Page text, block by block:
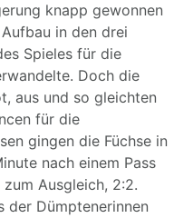
knapp gewonnen
in den drei
Spieles für die
Doch die
aus und so gleichten
für die
gingen die Füchse in
nach einem Pass
Ausgleich, 2:2.
der Dümptenerinnen